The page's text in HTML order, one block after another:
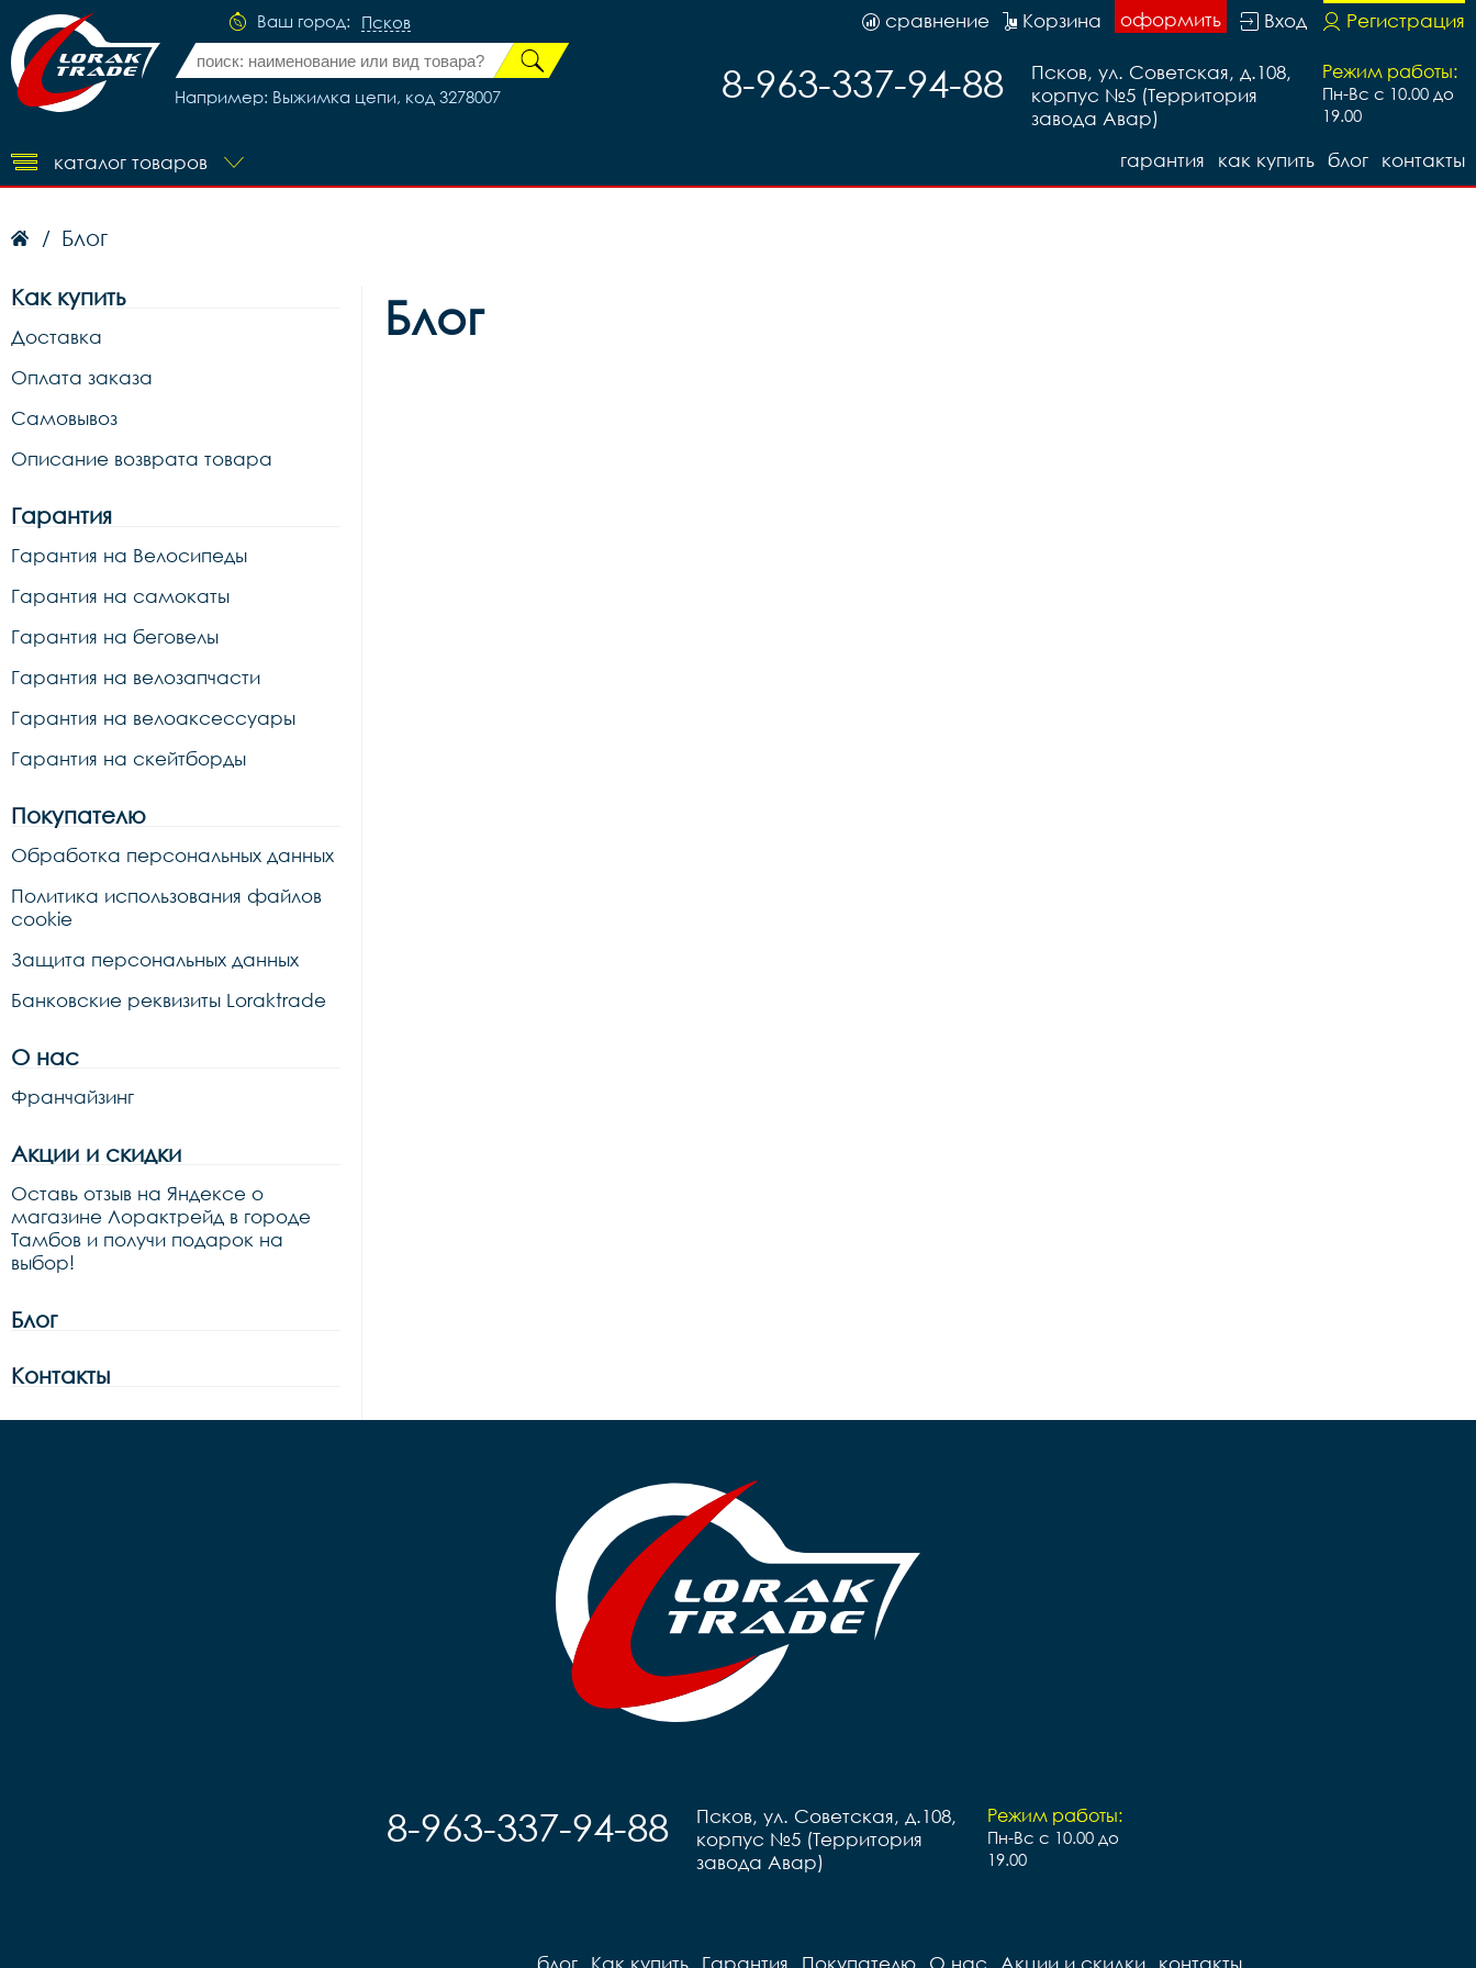
Ваш город: Псков
Например: Выжимка цепи, код 3278007
Регистрация
Вход
оформить
Корзина
сравнение
Режим работы:
Пн-Вс с 10.00 до
19.00
Псков, ул. Советская, д.108,
корпус №5 (Территория
завода Авар)
8-963-337-94-88
каталог товаров контакты
блог
как купить
гарантия
/ Блог
Как купить
Доставка
Оплата заказа
Самовывоз
Описание возврата товара
Гарантия
Гарантия на Велосипеды
Гарантия на самокаты
Гарантия на беговелы
Гарантия на велозапчасти
Гарантия на велоаксессуары
Гарантия на скейтборды
Покупателю
Обработка персональных данных
Политика использования файлов
cookie
Защита персональных данных
Банковские реквизиты Loraktrade
О нас
Франчайзинг
Акции и скидки
Оставь отзыв на Яндексе о
магазине Лорактрейд в городе
Тамбов и получи подарок на
выбор!
Блог
Контакты
Блог
Режим работы:
Пн-Вс с 10.00 до
19.00
Псков, ул. Советская, д.108,
корпус №5 (Территория
завода Авар)
8-963-337-94-88
блог Как купить Гарантия Покупателю О нас Акции и скидки контакты